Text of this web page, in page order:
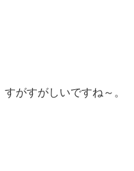
すがすがしいですね～。